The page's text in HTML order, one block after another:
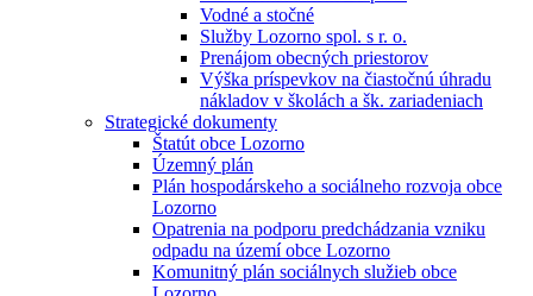
Vodné a stočné
Služby Lozorno spol. s r. o.
Prenájom obecných priestorov
Výška príspevkov na čiastočnú úhradu
nákladov v školách a šk. zariadeniach
Strategické dokumenty
Štatút obce Lozorno
Územný plán
Plán hospodárskeho a sociálneho rozvoja obce
Lozorno
Opatrenia na podporu predchádzania vzniku
odpadu na území obce Lozorno
Komunitný plán sociálnych služieb obce